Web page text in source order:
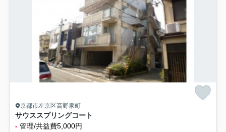
京都市左京区高野泉町
サウススプリングコート
- 管理/共益費5,000円